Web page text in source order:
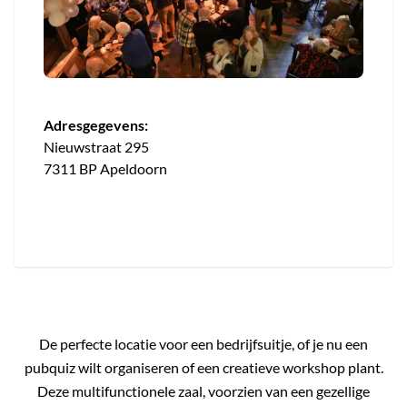
Adresgegevens:
Nieuwstraat 295
7311 BP Apeldoorn
De perfecte locatie voor een bedrijfsuitje, of je nu een
pubquiz wilt organiseren of een creatieve workshop plant.
Deze multifunctionele zaal, voorzien van een gezellige